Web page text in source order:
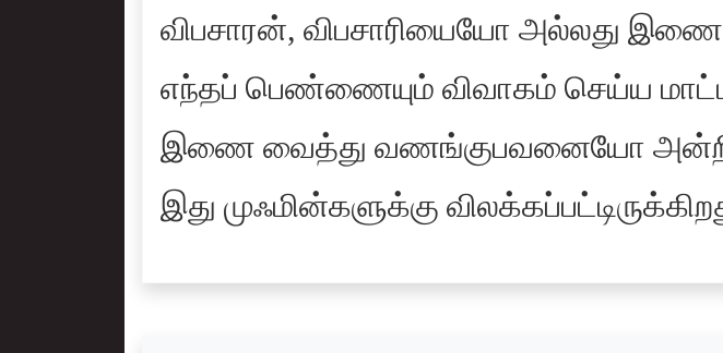
விபசாரன், விபசாரியையோ அல்லது
எந்தப் பெண்ணையும் விவாகம் செய்ய
இணை வைத்து வணங்குபவனையோ அன்றி
இது முஃமின்களுக்கு